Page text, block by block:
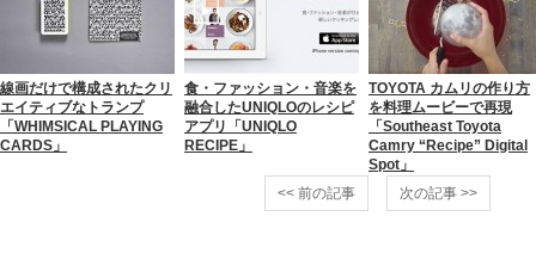
線画だけで構成されたクリ
エイティブなトランプ
「WHIMSICAL PLAYING
CARDS」
食・ファッション・音楽を
融合したUNIQLOのレシピ
アプリ「UNIQLO
RECIPE」
TOYOTA カムリの作り方
を料理ムービーで再現
「Southeast Toyota
Camry “Recipe” Digital
Spot」
<< 前の記事
次の記事 >>